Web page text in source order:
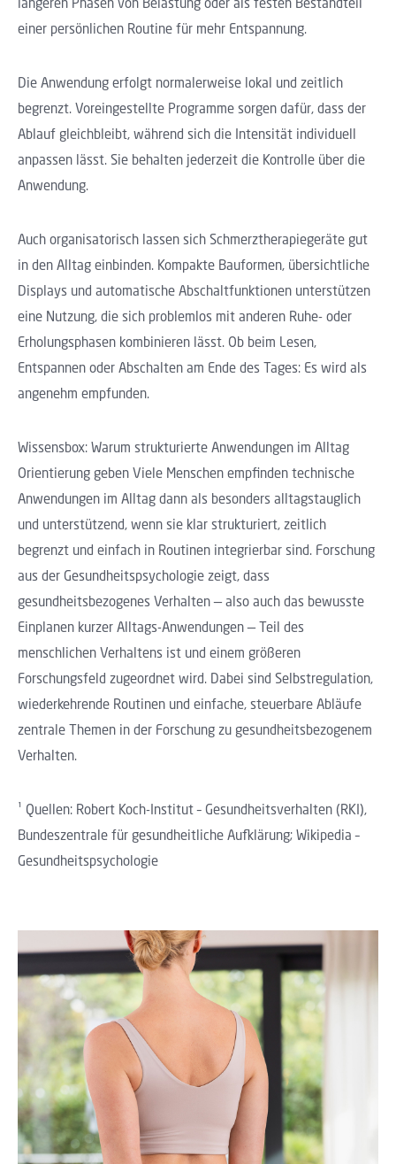
einer persönlichen Routine für mehr Entspannung.
Die Anwendung erfolgt normalerweise lokal und zeitlich
begrenzt. Voreingestellte Programme sorgen dafür, dass der
Ablauf gleichbleibt, während sich die Intensität individuell
anpassen lässt. Sie behalten jederzeit die Kontrolle über die
Anwendung.
Auch organisatorisch lassen sich Schmerztherapiegeräte gut
in den Alltag einbinden. Kompakte Bauformen, übersichtliche
Displays und automatische Abschaltfunktionen unterstützen
eine Nutzung, die sich problemlos mit anderen Ruhe- oder
Erholungsphasen kombinieren lässt. Ob beim Lesen,
Entspannen oder Abschalten am Ende des Tages: Es wird als
angenehm empfunden.
Wissensbox: Warum strukturierte Anwendungen im Alltag
Orientierung geben Viele Menschen empfinden technische
Anwendungen im Alltag dann als besonders alltagstauglich
und unterstützend, wenn sie klar strukturiert, zeitlich
begrenzt und einfach in Routinen integrierbar sind. Forschung
aus der Gesundheitspsychologie zeigt, dass
gesundheitsbezogenes Verhalten — also auch das bewusste
Einplanen kurzer Alltags-Anwendungen — Teil des
menschlichen Verhaltens ist und einem größeren
Forschungsfeld zugeordnet wird. Dabei sind Selbstregulation,
wiederkehrende Routinen und einfache, steuerbare Abläufe
zentrale Themen in der Forschung zu gesundheitsbezogenem
Verhalten.
¹ Quellen: Robert Koch-Institut – Gesundheitsverhalten (RKI),
Bundeszentrale für gesundheitliche Aufklärung; Wikipedia –
Gesundheitspsychologie